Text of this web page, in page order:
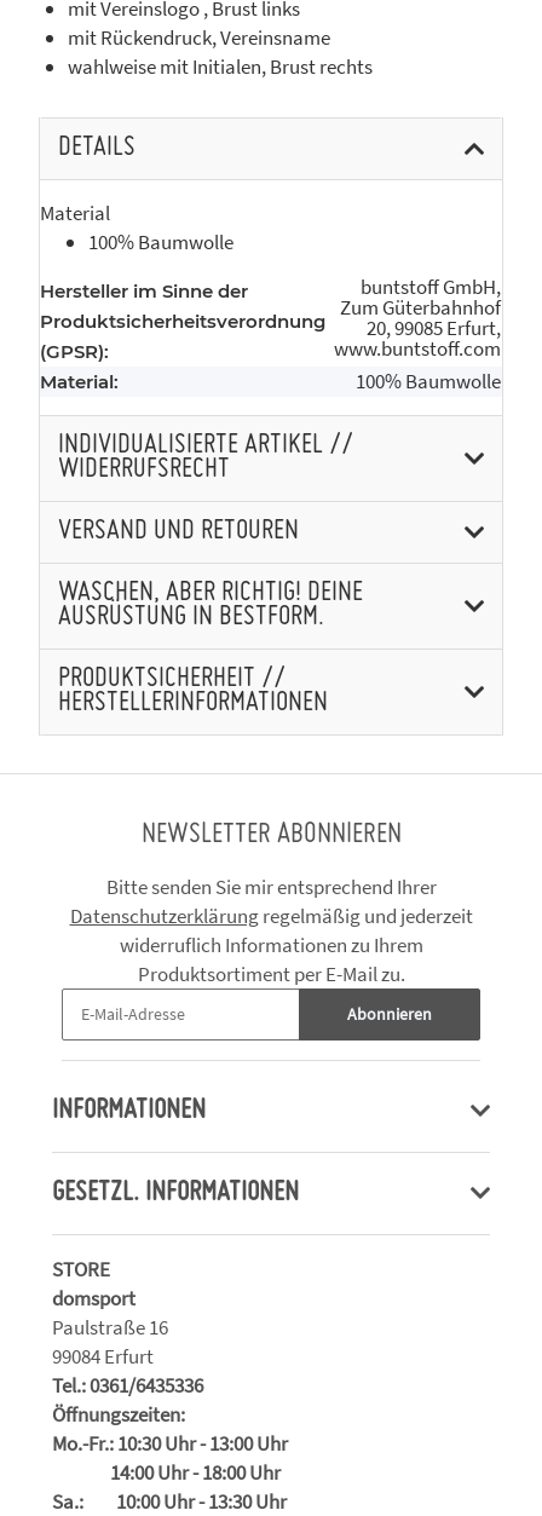
mit Vereinslogo , Brust links
mit Rückendruck, Vereinsname
wahlweise mit Initialen, Brust rechts
DETAILS
Material
100% Baumwolle
Hersteller im Sinne der
Produktsicherheitsverordnung
(GPSR):
buntstoff GmbH,
Zum Güterbahnhof
20, 99085 Erfurt,
www.buntstoff.com
Material: 100% Baumwolle
INDIVIDUALISIERTE ARTIKEL //
WIDERRUFSRECHT
VERSAND UND RETOUREN
WASCHEN, ABER RICHTIG! DEINE
AUSRÜSTUNG IN BESTFORM.
PRODUKTSICHERHEIT //
HERSTELLERINFORMATIONEN
NEWSLETTER ABONNIEREN
Bitte senden Sie mir entsprechend Ihrer
Datenschutzerklärungregelmäßig und jederzeit
widerruflich Informationen zu Ihrem
Produktsortiment per E-Mail zu.
Abonnieren
INFORMATIONEN
GESETZL. INFORMATIONEN
STORE
domsport
Paulstraße 16
99084 Erfurt
Tel.: 0361/6435336
Öffnungszeiten:
Mo.-Fr.: 10:30 Uhr - 13:00 Uhr
14:00 Uhr - 18:00 Uhr
Sa.: 10:00 Uhr - 13:30 Uhr